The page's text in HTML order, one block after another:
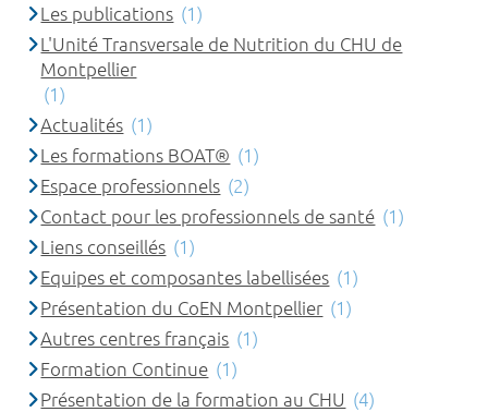
Les publications (1)
L'Unité Transversale de Nutrition du CHU de
Montpellier
(1)
Actualités (1)
Les formations BOAT® (1)
Espace professionnels (2)
Contact pour les professionnels de santé (1)
Liens conseillés (1)
Equipes et composantes labellisées (1)
Présentation du CoEN Montpellier (1)
Autres centres français (1)
Formation Continue (1)
Présentation de la formation au CHU (4)